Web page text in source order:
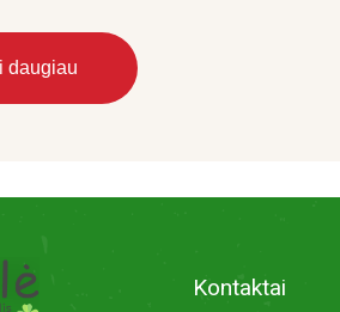
daugiau
Kontaktai